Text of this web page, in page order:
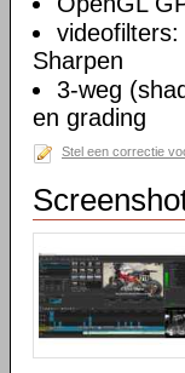
Sharpen
3-weg
en grading
Stel een correctie